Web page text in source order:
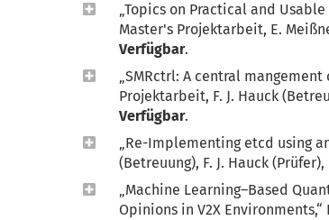
„Topics on Practical and
Master's Projektarbeit, E.
Verfügbar.
„SMRctrl: A central
Projektarbeit, F. J. Hauck
Verfügbar.
„Re-Implementing etcd using
(Betreuung), F. J. Hauck
„Machine Learning–Based
Opinions in V2X